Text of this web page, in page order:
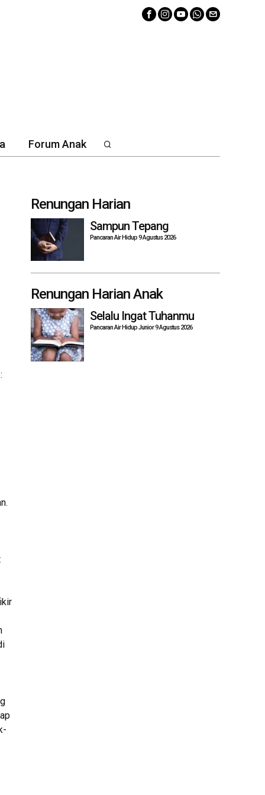
Forum Anak
Renungan Harian
Sampun Tepang
Pancaran Air Hidup 9 Agustus 2026
Renungan Harian Anak
Selalu Ingat Tuhanmu
Pancaran Air Hidup Junior 9 Agustus 2026